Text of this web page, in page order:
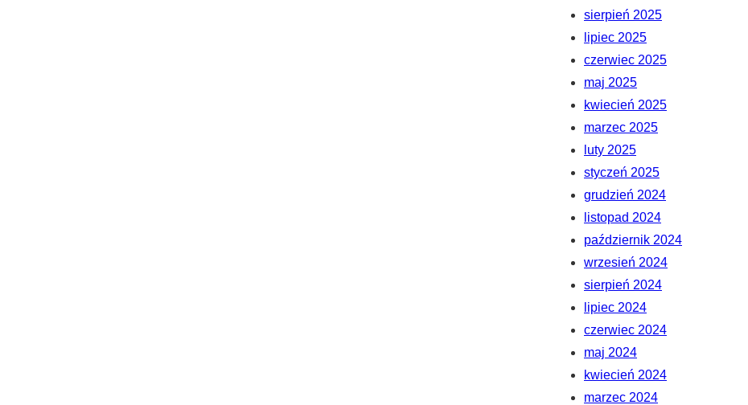
sierpień 2025
lipiec 2025
czerwiec 2025
maj 2025
kwiecień 2025
marzec 2025
luty 2025
styczeń 2025
grudzień 2024
listopad 2024
październik 2024
wrzesień 2024
sierpień 2024
lipiec 2024
czerwiec 2024
maj 2024
kwiecień 2024
marzec 2024